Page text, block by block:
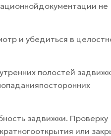
не
и убедиться в
полостей
задвижки. Проверку
или